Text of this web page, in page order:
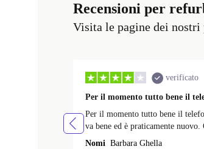
Recensioni per
Visita le pagine dei
verificato
Per il momento tutto bene il
Per il momento tutto bene il
va bene ed è praticamente nuovo.
che lo uso e farò un' altra
Nomi Barbara Ghella